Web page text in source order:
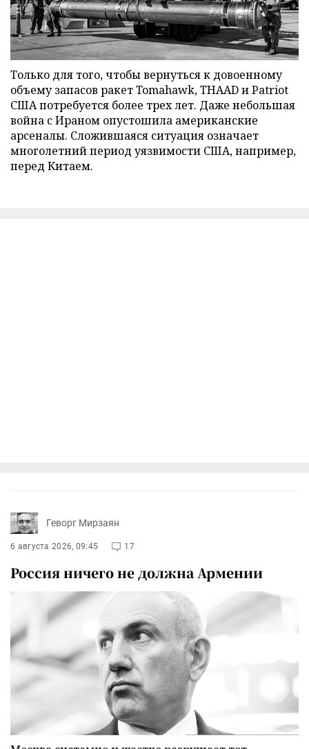
Только для того, чтобы вернуться к довоенному
объему запасов ракет Tomahawk, THAAD и Patriot
США потребуется более трех лет. Даже небольшая
война с Ираном опустошила американские
арсеналы. Сложившаяся ситуация означает
многолетний период уязвимости США, например,
перед Китаем.
Геворг Мирзаян
6 августа 2026, 09:45 17
Россия ничего не должна Армении